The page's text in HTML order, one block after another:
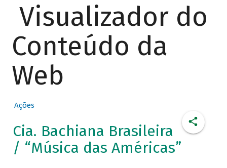
Visualizador do
Conteúdo da
Web
Ações
Cia. Bachiana Brasileira
/ “Música das Américas”